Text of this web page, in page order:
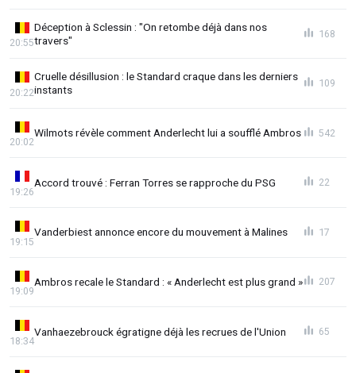
Déception à Sclessin : "On retombe déjà dans nos
travers"
20:55
168
Cruelle désillusion : le Standard craque dans les derniers
instants
20:22
109
Wilmots révèle comment Anderlecht lui a soufflé Ambros
20:02
542
Accord trouvé : Ferran Torres se rapproche du PSG
19:26
22
Vanderbiest annonce encore du mouvement à Malines
19:15
17
Ambros recale le Standard : « Anderlecht est plus grand »
19:09
207
Vanhaezebrouck égratigne déjà les recrues de l'Union
18:34
65